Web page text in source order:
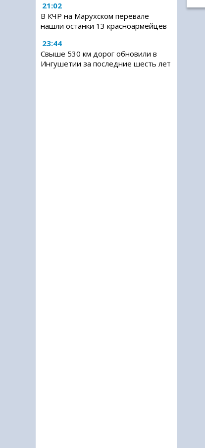
21:02
В КЧР на Марухском перевале
нашли останки 13 красноармейцев
23:44
Свыше 530 км дорог обновили в
Ингушетии за последние шесть лет